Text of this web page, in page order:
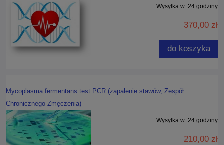
Wysyłka w: 24 godziny
370,00 zł
do koszyka
Mycoplasma fermentans test PCR (zapalenie stawów, Zespół
Chronicznego Zmęczenia)
Wysyłka w: 24 godziny
210,00 zł